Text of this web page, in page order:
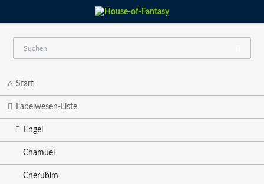
Start
Fabelwesen-Liste
Engel
Chamuel
Cherubim